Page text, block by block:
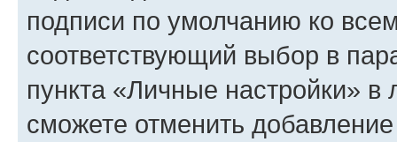
подписи по умолчанию ко
соответствующий выбор в
пункта «Личные настройки»
сможете отменить